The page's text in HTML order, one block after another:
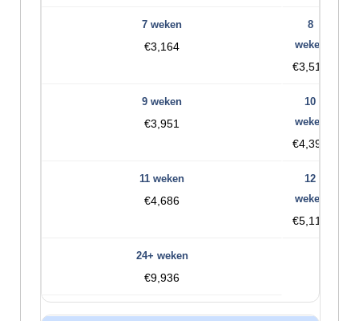
€3,164
€3,512
€3,951
€4,390
€4,686
€5,112
€9,936